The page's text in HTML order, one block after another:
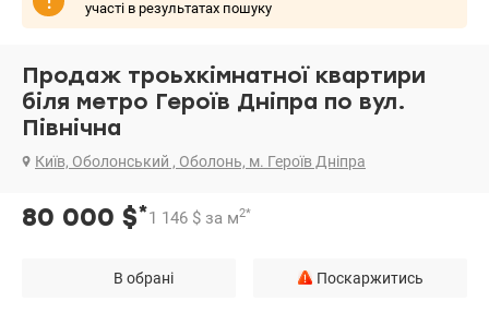
участі в результатах пошуку
Продаж троьхкімнатної квартири
біля метро Героїв Дніпра по вул.
Північна
Київ, Оболонський , Оболонь, м. Героїв Дніпра
80 000 $*1 146 $ за м2*
В обрані Поскаржитись